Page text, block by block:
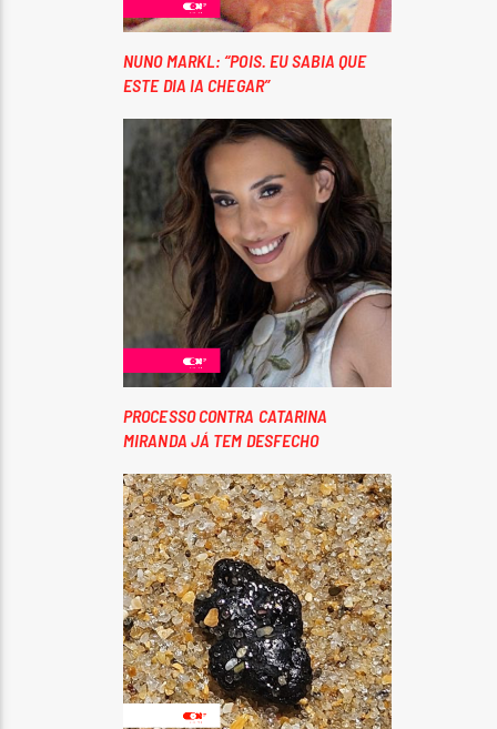
NUNO MARKL: “POIS. EU SABIA QUE
ESTE DIA IA CHEGAR”
PROCESSO CONTRA CATARINA
MIRANDA JÁ TEM DESFECHO